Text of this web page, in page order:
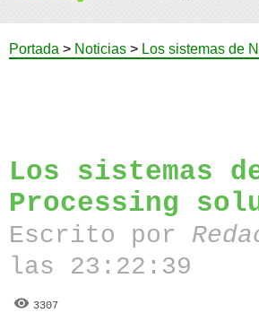
Portada > Noticias > Los sistemas de
Los sistemas
Processing
Escrito por
las 23:22:39
3307